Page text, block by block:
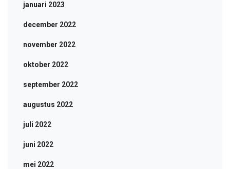
januari 2023
december 2022
november 2022
oktober 2022
september 2022
augustus 2022
juli 2022
juni 2022
mei 2022